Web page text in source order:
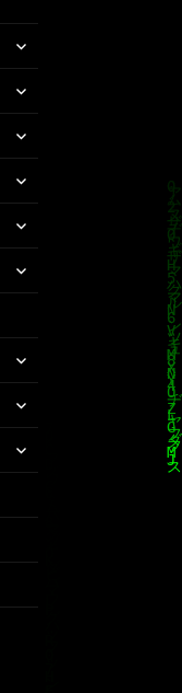
untermenü
öffnen
untermenü
öffnen
untermenü
öffnen
untermenü
öffnen
untermenü
öffnen
untermenü
öffnen
untermenü
öffnen
untermenü
öffnen
untermenü
öffnen